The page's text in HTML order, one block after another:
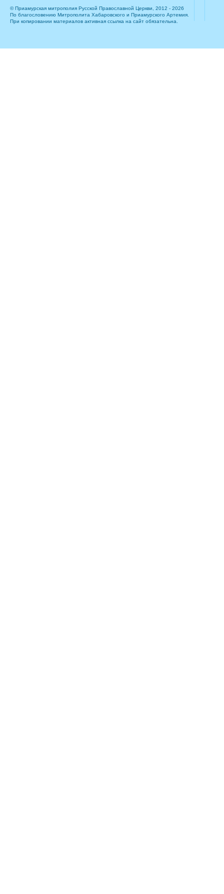
© Приамурская митрополия Русской Православной Церкви, 2012 - 2026
По благословению Митрополита Хабаровского и Приамурского Артемия.
При копировании материалов активная ссылка на сайт обязательна.